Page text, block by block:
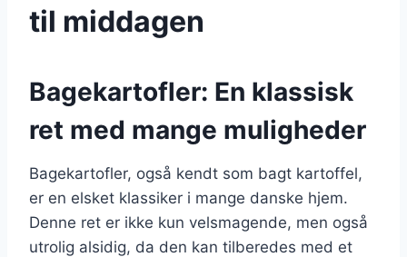
til middagen
Bagekartofler: En klassisk
ret med mange muligheder
Bagekartofler, også kendt som bagt kartoffel,
er en elsket klassiker i mange danske hjem.
Denne ret er ikke kun velsmagende, men også
utrolig alsidig, da den kan tilberedes med et